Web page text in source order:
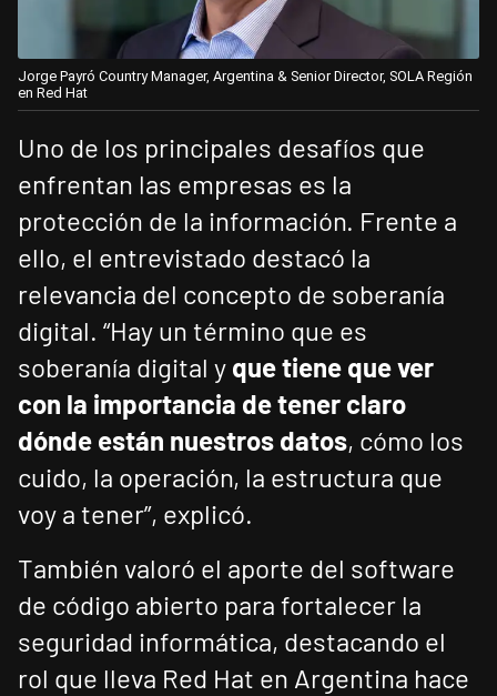
Jorge Payró Country Manager, Argentina & Senior Director, SOLA Región
en Red Hat
Uno de los principales desafíos que
enfrentan las empresas es la
protección de la información. Frente a
ello, el entrevistado destacó la
relevancia del concepto de soberanía
digital. “Hay un término que es
soberanía digital y que tiene que ver
con la importancia de tener claro
dónde están nuestros datos, cómo los
cuido, la operación, la estructura que
voy a tener”, explicó.
También valoró el aporte del software
de código abierto para fortalecer la
seguridad informática, destacando el
rol que lleva Red Hat en Argentina hace